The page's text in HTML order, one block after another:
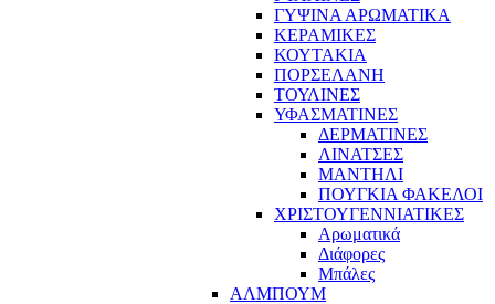
ΓΥΨΙΝΑ ΑΡΩΜΑΤΙΚΑ
ΚΕΡΑΜΙΚΕΣ
ΚΟΥΤΑΚΙΑ
ΠΟΡΣΕΛΑΝΗ
ΤΟΥΛΙΝΕΣ
ΥΦΑΣΜΑΤΙΝΕΣ
ΔΕΡΜΑΤΙΝΕΣ
ΛΙΝΑΤΣΕΣ
ΜΑΝΤΗΛΙ
ΠΟΥΓΚΙΑ ΦΑΚΕΛΟΙ
ΧΡΙΣΤΟΥΓΕΝΝΙΑΤΙΚΕΣ
Αρωματικά
Διάφορες
Μπάλες
ΑΛΜΠΟΥΜ